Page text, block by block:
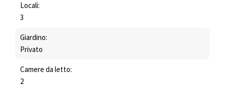
Locali:
3
Giardino:
Privato
Camere da letto:
2